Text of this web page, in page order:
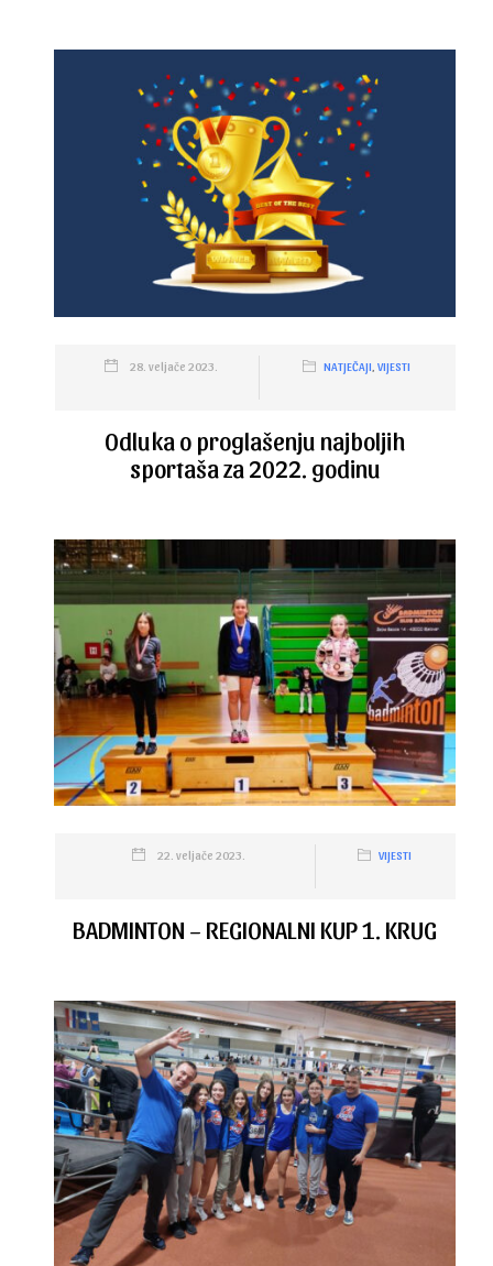
28. veljače 2023. NATJEČAJI VIJESTI
Odluka o proglašenju najboljih
sportaša za 2022. godinu
22. veljače 2023. VIJESTI
BADMINTON – REGIONALNI KUP 1. KRUG